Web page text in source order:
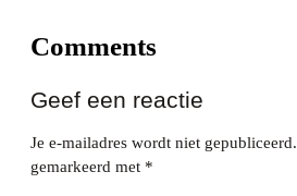
Comments
Geef een reactie
Je e-mailadres wordt niet gepubliceerd.
gemarkeerd met *